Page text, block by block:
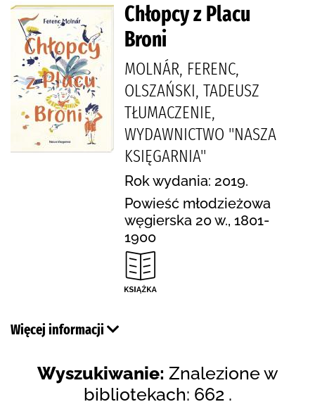
Chłopcy z Placu
Broni
MOLNÁR, FERENC,
OLSZAŃSKI, TADEUSZ
TŁUMACZENIE,
WYDAWNICTWO "NASZA
KSIĘGARNIA"
Rok wydania: 2019.
Powieść młodzieżowa
węgierska 20 w., 1801-
1900
Więcej informacji
Wyszukiwanie: Znalezione w
bibliotekach: 662 .